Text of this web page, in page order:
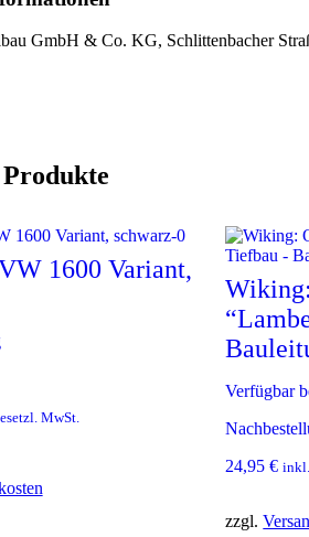
GmbH & Co. KG, Schlittenbacher
1600 Variant,
MwSt.
Verfügbar
24,95€
zzgl.